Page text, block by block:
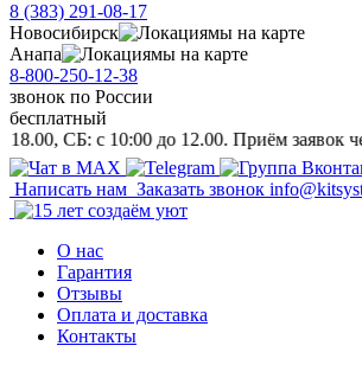
8 (383) 291-08-17
Новосибирск
мы на карте
Анапа
мы на карте
8-800-250-12-38
звонок по России
бесплатный
до 12.00. Приём заявок через
Написать нам Заказать звонок
О нас
Гарантия
Отзывы
Оплата и доставка
Контакты